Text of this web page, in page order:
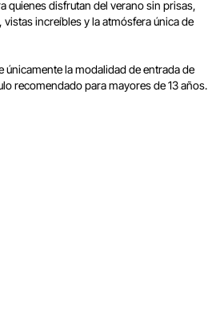
quienes disfrutan del verano sin prisas,
increíbles y la atmósfera única de
únicamente la modalidad de entrada de
recomendado para mayores de 13 años.